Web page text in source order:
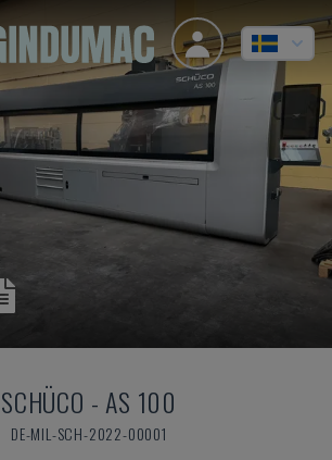
SCHÜCO - AS 100
DE-MIL-SCH-2022-00001